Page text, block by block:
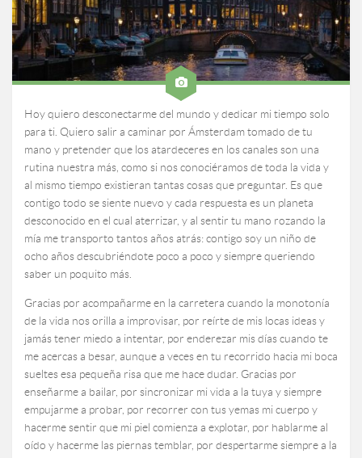
Hoy quiero desconectarme del mundo y dedicar mi tiempo solo
para ti. Quiero salir a caminar por Ámsterdam tomado de tu
mano y pretender que los atardeceres en los canales son una
rutina nuestra más, como si nos conociéramos de toda la vida y
al mismo tiempo existieran tantas cosas que preguntar. Es que
contigo todo se siente nuevo y cada respuesta es un planeta
desconocido en el cual aterrizar, y al sentir tu mano rozando la
mía me transporto tantos años atrás: contigo soy un niño de
ocho años descubriéndote poco a poco y siempre queriendo
saber un poquito más.
Gracias por acompañarme en la carretera cuando la monotonía
de la vida nos orilla a improvisar, por reírte de mis locas ideas y
jamás tener miedo a intentar, por enderezar mis días cuando te
me acercas a besar, aunque a veces en tu recorrido hacia mi boca
sueltes esa pequeña risa que me hace dudar. Gracias por
enseñarme a bailar, por sincronizar mi vida a la tuya y siempre
empujarme a probar, por recorrer con tus yemas mi cuerpo y
hacerme sentir que mi piel comienza a explotar, por hablarme al
oído y hacerme las piernas temblar, por despertarme siempre a la